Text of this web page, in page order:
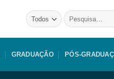
Pesquisar
por:
GRADUAÇÃO PÓS-